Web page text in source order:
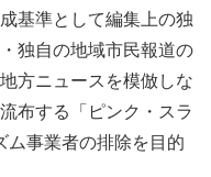
基準として編集上の独
独自の地域市民報道の
方ニュースを模倣しな
布する「ピンク・スラ
ム事業者の排除を目的